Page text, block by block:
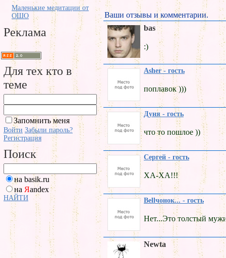
Маленькие медитации от
ОШО
Реклама
Для тех кто в
теме
Запомнить меня
Войти Забыли пароль?
Регистрация
Поиск
на basik.ru
на Яandex
НАЙТИ
Ваши отзывы и комментарии.
bas
:)
Asher - гость
поплавок )))
Дуня - гость
что то пошлое ))
Сергей - гость
ХА-ХА!!!
Bellчонок... - гость
Нет...Это толстый
Newta